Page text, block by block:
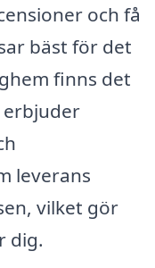
och få
bäst för det
finns det
leverans
vilket gör
dig.